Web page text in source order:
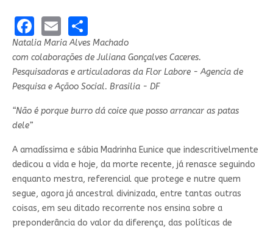
Facebook
EmailShare
Natalia Maria Alves Machado
com colaborações de Juliana Gonçalves Caceres.
Pesquisadoras e articuladoras da Flor Labore - Agencia de
Pesquisa e Açãoo Social. Brasilia - DF
“Não é porque burro dá coice que posso arrancar as patas
dele”
A amadíssima e sábia Madrinha Eunice que indescritivelmente
dedicou a vida e hoje, da morte recente, já renasce seguindo
enquanto mestra, referencial que protege e nutre quem
segue, agora já ancestral divinizada, entre tantas outras
coisas, em seu ditado recorrente nos ensina sobre a
preponderância do valor da diferença, das políticas de